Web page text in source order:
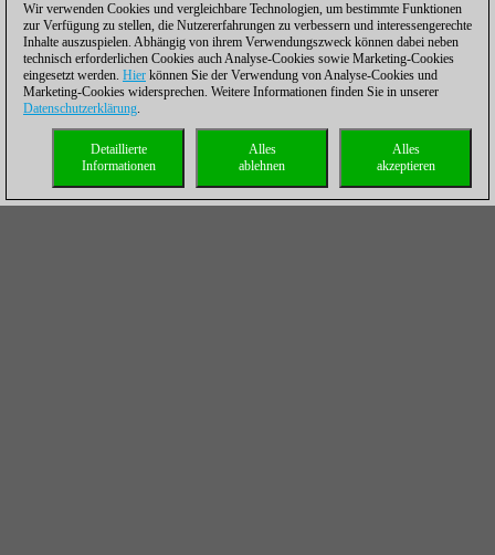
Wir verwenden Cookies und vergleichbare Technologien, um bestimmte Funktionen
zur Verfügung zu stellen, die Nutzererfahrungen zu verbessern und interessengerechte
Inhalte auszuspielen. Abhängig von ihrem Verwendungszweck können dabei neben
technisch erforderlichen Cookies auch Analyse-Cookies sowie Marketing-Cookies
eingesetzt werden. Hier können Sie der Verwendung von Analyse-Cookies und
Marketing-Cookies widersprechen. Weitere Informationen finden Sie in unserer
Datenschutzerklärung.
Alles
akzeptieren
Alles
ablehnen
Detaillierte
Informationen